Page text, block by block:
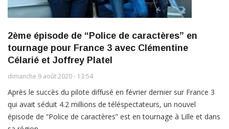
2ème épisode de “Police de caractères” en
tournage pour France 3 avec Clémentine
Célarié et Joffrey Platel
dimanche 9 août 2020 - 13:54
Après le succès du pilote diffusé en février dernier sur France 3
qui avait séduit 4.2 millions de téléspectateurs, un nouvel
épisode de “Police de caractères” est en tournage à Lille et dans